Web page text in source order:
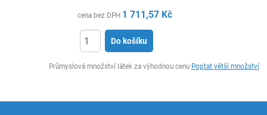
cena bez DPH 1 711,57 Kč
Do košíku
Průmyslová množství látek za výhodnou cenu Poptat větší množství